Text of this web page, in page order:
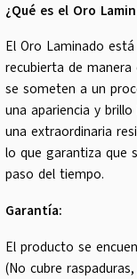
¿Qué es el Oro
El Oro Laminado
recubierta de
se someten a un
una apariencia y
una extraordinaria
lo que garantiza que
paso del tiempo.
Garantía:
El producto se
(No cubre